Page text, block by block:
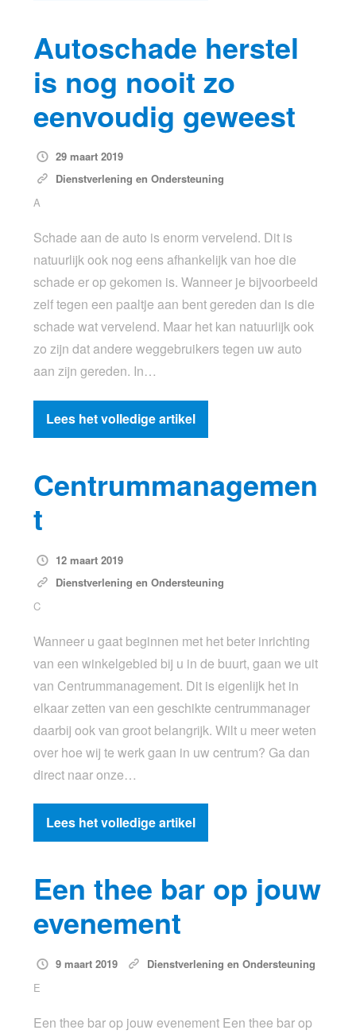
Autoschade herstel
is nog nooit zo
eenvoudig geweest
29 maart 2019
Dienstverlening en Ondersteuning
A
Schade aan de auto is enorm vervelend. Dit is
natuurlijk ook nog eens afhankelijk van hoe die
schade er op gekomen is. Wanneer je bijvoorbeeld
zelf tegen een paaltje aan bent gereden dan is die
schade wat vervelend. Maar het kan natuurlijk ook
zo zijn dat andere weggebruikers tegen uw auto
aan zijn gereden. In…
Lees het volledige artikel
Centrummanagemen
t
12 maart 2019
Dienstverlening en Ondersteuning
C
Wanneer u gaat beginnen met het beter inrichting
van een winkelgebied bij u in de buurt, gaan we uit
van Centrummanagement. Dit is eigenlijk het in
elkaar zetten van een geschikte centrummanager
daarbij ook van groot belangrijk. Wilt u meer weten
over hoe wij te werk gaan in uw centrum? Ga dan
direct naar onze…
Lees het volledige artikel
Een thee bar op jouw
evenement
9 maart 2019
Dienstverlening en Ondersteuning
E
Een thee bar op jouw evenement Een thee bar op